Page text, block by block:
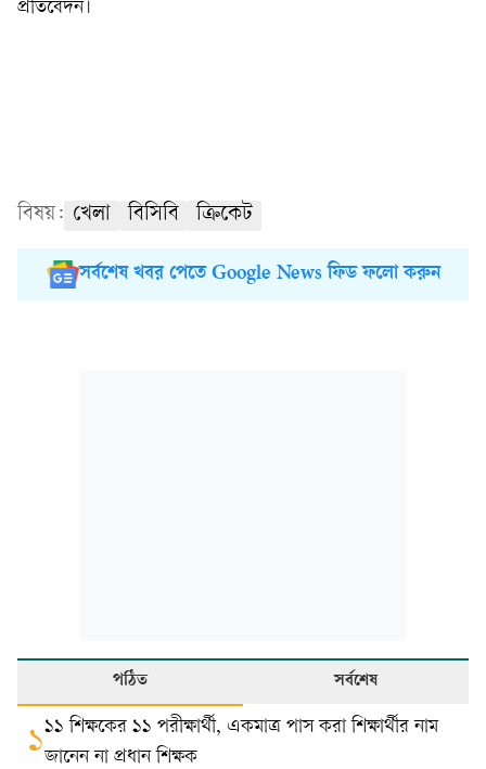
প্রতিবেদন।
বিষয়: খেলা বিসিবি ক্রিকেট
সর্বশেষ খবর পেতে Google News ফিড ফলো করুন
পঠিত সর্বশেষ
১১১ শিক্ষকের ১১ পরীক্ষার্থী, একমাত্র পাস করা শিক্ষার্থীর নাম
জানেন না প্রধান শিক্ষক